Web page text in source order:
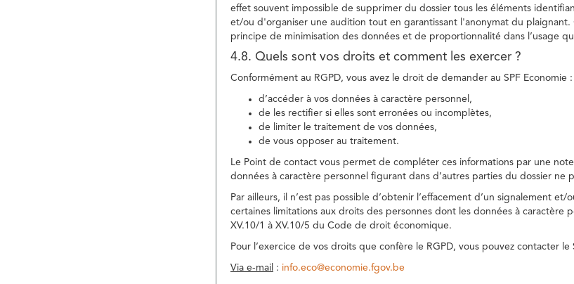
effet souvent impossible de supprimer du dossier tous les éléments
et/ou d'organiser une audition tout en garantissant l'anonymat du
principe de minimisation des données et de proportionnalité dans l’usage
4.8. Quels sont vos droits et comment les exercer ?
Conformément au RGPD, vous avez le droit de demander au SPF Economie :
d’accéder à vos données à caractère personnel,
de les rectifier si elles sont erronées ou incomplètes,
de limiter le traitement de vos données,
de vous opposer au traitement.
Le Point de contact vous permet de compléter ces informations par une
données à caractère personnel figurant dans d’autres parties du dossier ne
Par ailleurs, il n’est pas possible d’obtenir l’effacement d’un signalement
certaines limitations aux droits des personnes dont les données à caractère
XV.10/1 à XV.10/5 du Code de droit économique.
Pour l’exercice de vos droits que confère le RGPD, vous pouvez contacter
Via e-mail : info.eco@economie.fgov.be